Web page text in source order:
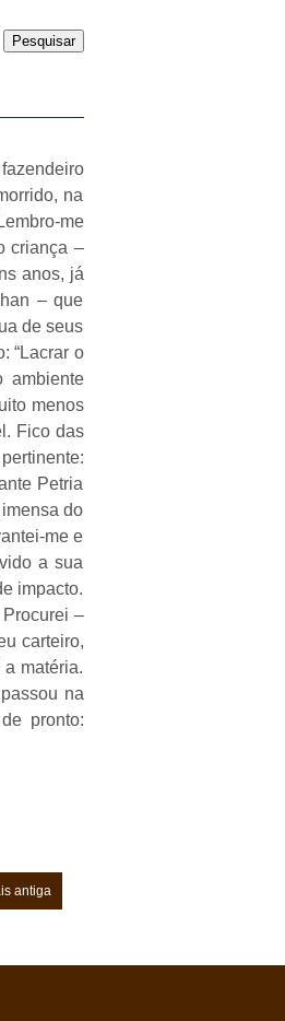
na
me
criança –
anos, já
– que
de seus
“Lacrar o
ambiente
menos
Fico das
Petria
do
me e
a sua
impacto.
–
carteiro,
matéria.
na
pronto:
antiga